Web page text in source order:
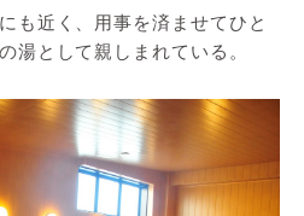
も近く、用事を済ませてひと
湯として親しまれている。